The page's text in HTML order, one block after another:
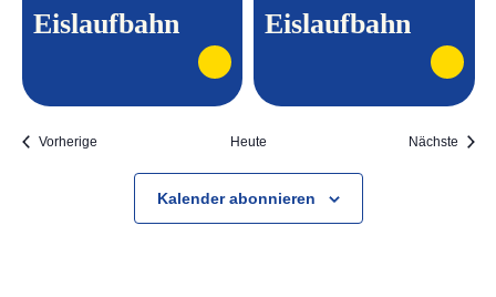
Eislaufbahn Eislaufbahn
VorherigeVeranstaltungen Heute Nächste
Kalender abonnieren